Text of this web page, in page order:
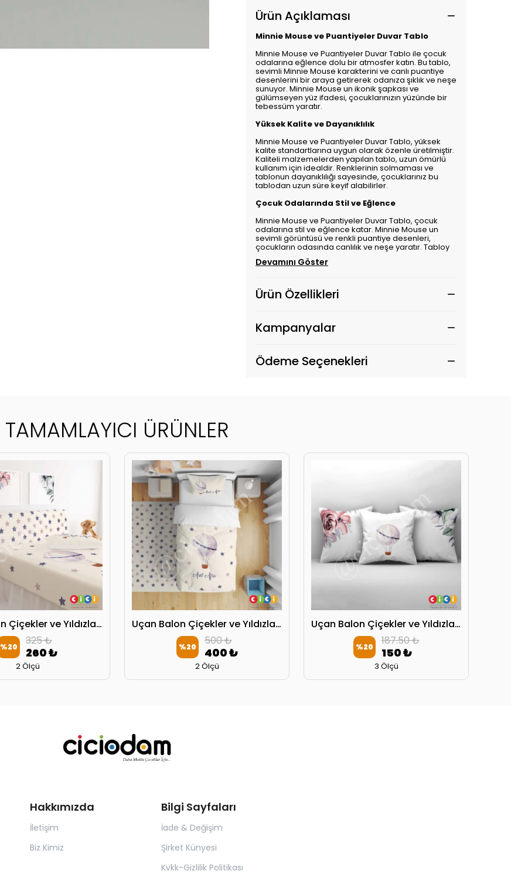
Ürün Açıklaması
Minnie Mouse ve Puantiyeler Duvar Tablo
Minnie Mouse ve Puantiyeler Duvar Tablo ile çocuk
odalarına eğlence dolu bir atmosfer katın. Bu tablo,
sevimli Minnie Mouse karakterini ve canlı puantiye
desenlerini bir araya getirerek odanıza şıklık ve neşe
sunuyor. Minnie Mouse un ikonik şapkası ve
gülümseyen yüz ifadesi, çocuklarınızın yüzünde bir
tebessüm yaratır.
Yüksek Kalite ve Dayanıklılık
Minnie Mouse ve Puantiyeler Duvar Tablo, yüksek
kalite standartlarına uygun olarak özenle üretilmiştir.
Kaliteli malzemelerden yapılan tablo, uzun ömürlü
kullanım için idealdir. Renklerinin solmaması ve
tablonun dayanıklılığı sayesinde, çocuklarınız bu
tablodan uzun süre keyif alabilirler.
Çocuk Odalarında Stil ve Eğlence
Minnie Mouse ve Puantiyeler Duvar Tablo, çocuk
odalarına stil ve eğlence katar. Minnie Mouse un
sevimli görüntüsü ve renkli puantiye desenleri,
çocukların odasında canlılık ve neşe yaratır. Tabloy
Devamını Göster
Ürün Özellikleri
Kampanyalar
Ödeme Seçenekleri
TAMAMLAYICI ÜRÜNLER
Uçan Balon Çiçekler ve Yıldızlar Başlık Kılıfı
%20 325 ₺
260 ₺
2 Ölçü
Uçan Balon Çiçekler ve Yıldızlar Yatak Örtüsü
%20 500 ₺
400 ₺
2 Ölçü
Uçan Balon Çiçekler ve Yıldızlar Kırlent Kılıfı
%20 187.50 ₺
150 ₺
3 Ölçü
Hakkımızda
İletişim
Biz Kimiz
Bilgi Sayfaları
İade & Değişim
Şirket Künyesi
Kvkk-Gizlilik Politikası